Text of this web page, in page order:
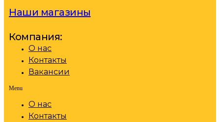
Наши магазины
Компания:
О нас
Контакты
Вакансии
Menu
О нас
Контакты